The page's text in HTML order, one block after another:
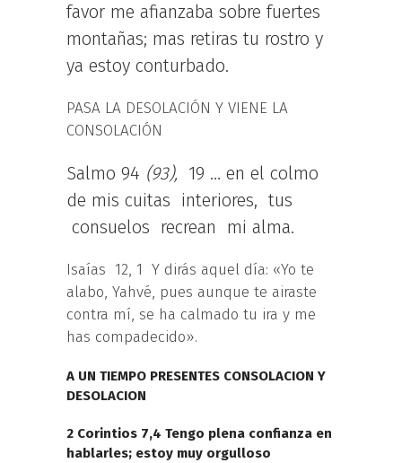
favor me afianzaba sobre fuertes
montañas; mas retiras tu rostro y
ya estoy conturbado.
PASA LA DESOLACIÓN Y VIENE LA
CONSOLACIÓN
Salmo 94 (93), 19 … en el colmo
de mis cuitas interiores, tus
consuelos recrean mi alma.
Isaías 12, 1 Y dirás aquel día: «Yo te
alabo, Yahvé, pues aunque te airaste
contra mí, se ha calmado tu ira y me
has compadecido».
A UN TIEMPO PRESENTES CONSOLACION Y
DESOLACION
2 Corintios 7,4 Tengo plena confianza en
hablarles; estoy muy orgulloso